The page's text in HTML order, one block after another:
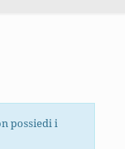
possiedi i